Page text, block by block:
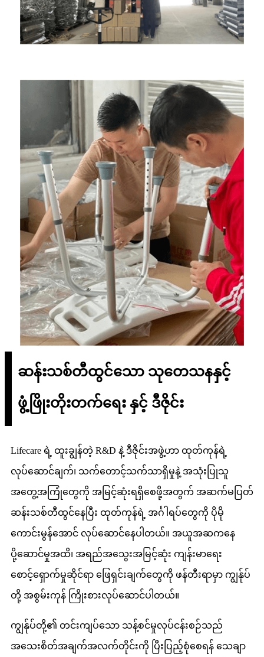
ဆန်းသစ်တီထွင်သော သုတေသနနှင့်
ဖွံ့ဖြိုးတိုးတက်ရေး နှင့် ဒီဇိုင်း
Lifecare ရဲ့ ထူးချွန်တဲ့ R&D နဲ့ ဒီဇိုင်းအဖွဲ့ဟာ ထုတ်ကုန်ရဲ့
လုပ်ဆောင်ချက်၊ သက်တောင့်သက်သာရှိမှုနဲ့ အသုံးပြုသူ
အတွေ့အကြုံတွေကို အမြင့်ဆုံးရရှိစေဖို့အတွက် အဆက်မပြတ်
ဆန်းသစ်တီထွင်နေပြီး ထုတ်ကုန်ရဲ့ အင်္ဂါရပ်တွေကို ပိုမို
ကောင်းမွန်အောင် လုပ်ဆောင်နေပါတယ်။ အယူအဆကနေ
ပို့ဆောင်မှုအထိ၊ အရည်အသွေးအမြင့်ဆုံး ကျန်းမာရေး
စောင့်ရှောက်မှုဆိုင်ရာ ဖြေရှင်းချက်တွေကို ဖန်တီးရာမှာ ကျွန်ုပ်
တို့ အစွမ်းကုန် ကြိုးစားလုပ်ဆောင်ပါတယ်။
ကျွန်ုပ်တို့၏ တင်းကျပ်သော သန့်စင်မှုလုပ်ငန်းစဉ်သည်
အသေးစိတ်အချက်အလက်တိုင်းကို ပြီးပြည့်စုံစေရန် သေချာ